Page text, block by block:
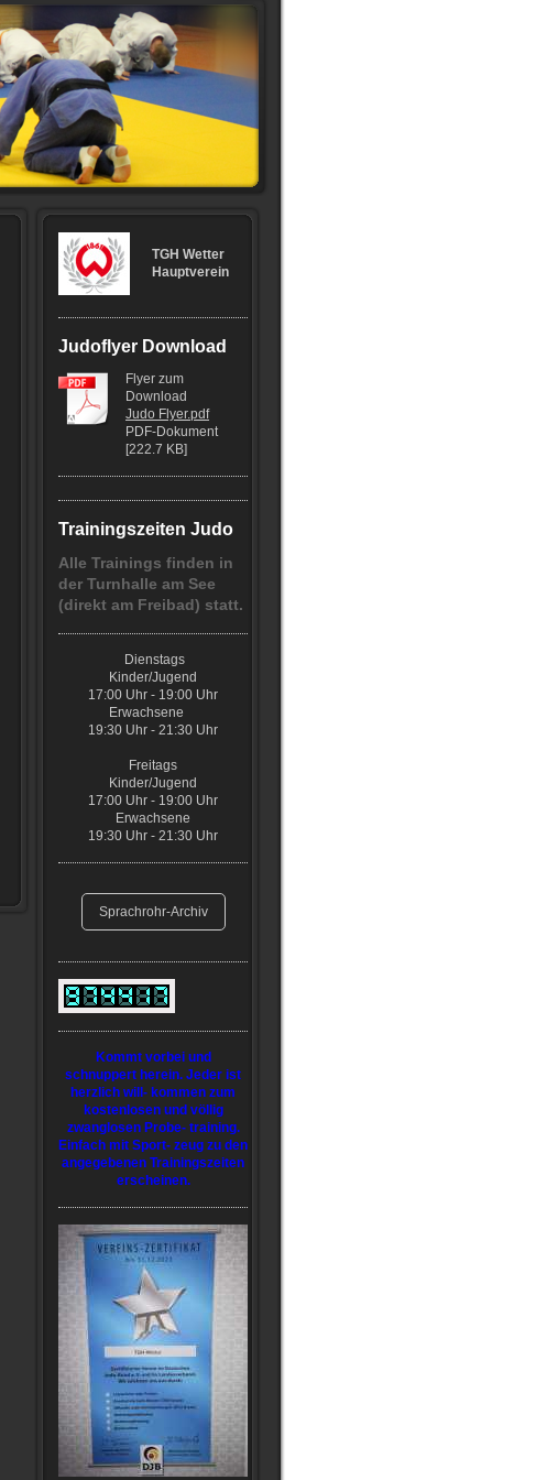
TGH Wetter
Hauptverein
Judoflyer Download
Flyer zum
Download
Judo Flyer.pdf
PDF-Dokument
[222.7 KB]
Trainingszeiten Judo
Alle Trainings finden in
der Turnhalle am See
(direkt am Freibad) statt.
Dienstags
Kinder/Jugend
17:00 Uhr - 19:00 Uhr
Erwachsene
19:30 Uhr - 21:30 Uhr
Freitags
Kinder/Jugend
17:00 Uhr - 19:00 Uhr
Erwachsene
19:30 Uhr - 21:30 Uhr
Sprachrohr-Archiv
Kommt vorbei und
schnuppert herein. Jeder ist
herzlich will- kommen zum
kostenlosen und völlig
zwanglosen Probe- training.
Einfach mit Sport- zeug zu den
angegebenen Trainingszeiten
erscheinen.